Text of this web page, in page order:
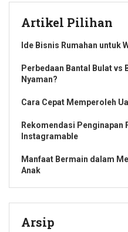
Artikel Pilihan
Ide Bisnis Rumahan untuk
Perbedaan Bantal Bulat vs
Nyaman?
Cara Cepat Memperoleh
Rekomendasi Penginapan
Instagramable
Manfaat Bermain dalam
Anak
Arsip